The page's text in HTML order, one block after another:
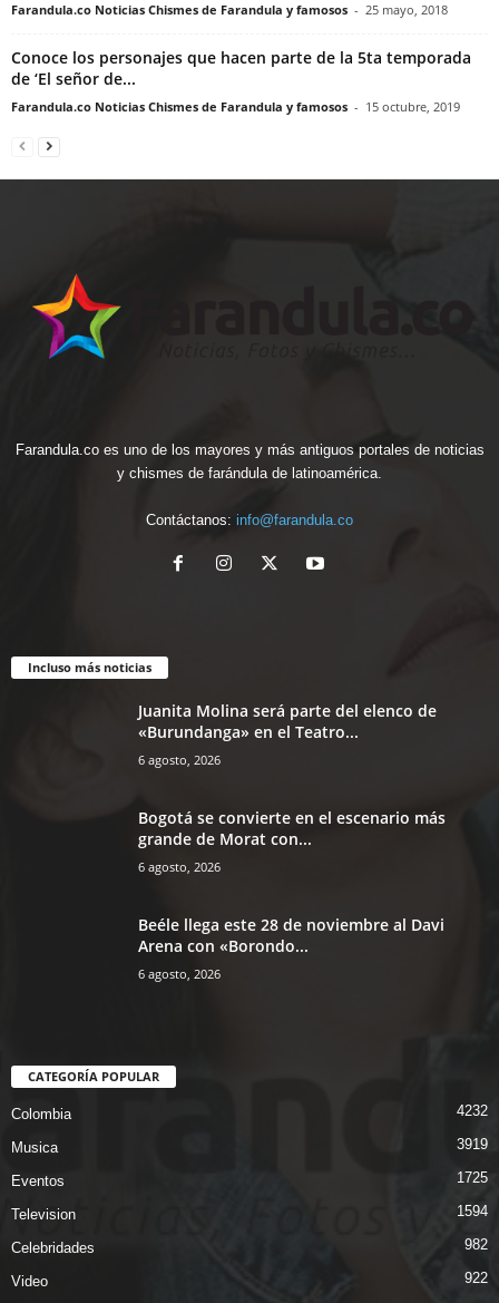
Farandula.co Noticias Chismes de Farandula y famosos - 25 mayo, 2018
Conoce los personajes que hacen parte de la 5ta temporada
de ‘El señor de...
Farandula.co Noticias Chismes de Farandula y famosos - 15 octubre, 2019
Farandula.co es uno de los mayores y más antiguos portales de noticias
y chismes de farándula de latinoamérica.
Contáctanos: info@farandula.co
Incluso más noticias
Juanita Molina será parte del elenco de
«Burundanga» en el Teatro...
6 agosto, 2026
Bogotá se convierte en el escenario más
grande de Morat con...
6 agosto, 2026
Beéle llega este 28 de noviembre al Davi
Arena con «Borondo...
6 agosto, 2026
CATEGORÍA POPULAR
Colombia 4232
Musica 3919
Eventos 1725
Television 1594
Celebridades 982
Video 922